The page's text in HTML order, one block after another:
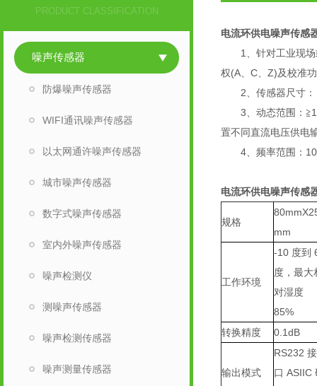
PRODUCT CLASSIFICATION
噪声传感器
防爆噪声传感器
WIFI通讯噪声传感器
以太网通许噪声传感器
城市噪声传感器
数字式噪声传感器
室内外噪声传感器
噪声检测仪
测噪声传感器
噪声检测传感器
噪声测量传感器
电流环供电噪声传感
1、针对工业现场
权(A、C、Z)及校准
2、传感器尺寸：
3、动态范围：
置不同直流电压供电
4、频率范围：
电流环供电噪声传感
规格
mm
工作环境
-10 度到
度，最大
对湿度
85%
转换精度
0.1dB
输出模式
RS232 接
口 ASIIC